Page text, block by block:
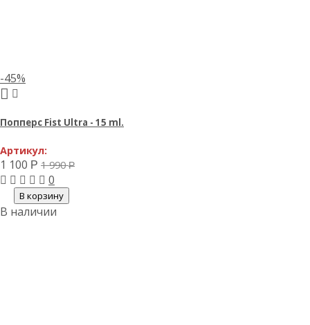
-45%
Попперс Fist Ultra - 15 ml.
Артикул:
1 100 Р 1 990Р
0
В корзину
В наличии